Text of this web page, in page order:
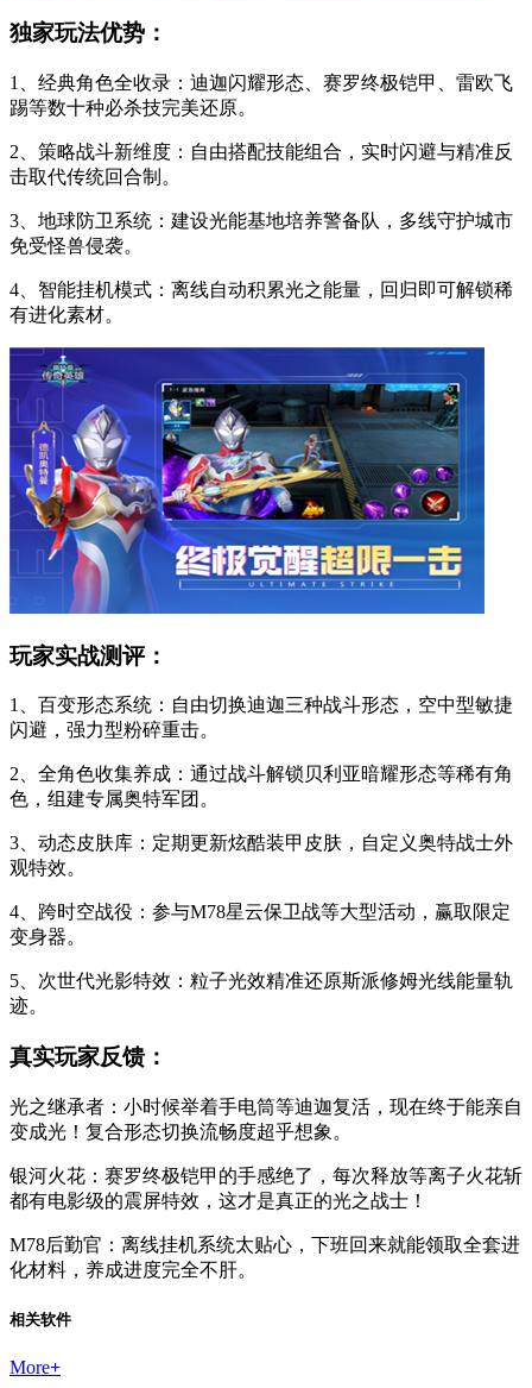
独家玩法优势：
1、经典角色全收录：迪迦闪耀形态、赛罗终极铠甲、雷欧飞
踢等数十种必杀技完美还原。
2、策略战斗新维度：自由搭配技能组合，实时闪避与精准反
击取代传统回合制。
3、地球防卫系统：建设光能基地培养警备队，多线守护城市
免受怪兽侵袭。
4、智能挂机模式：离线自动积累光之能量，回归即可解锁稀
有进化素材。
玩家实战测评：
1、百变形态系统：自由切换迪迦三种战斗形态，空中型敏捷
闪避，强力型粉碎重击。
2、全角色收集养成：通过战斗解锁贝利亚暗耀形态等稀有角
色，组建专属奥特军团。
3、动态皮肤库：定期更新炫酷装甲皮肤，自定义奥特战士外
观特效。
4、跨时空战役：参与M78星云保卫战等大型活动，赢取限定
变身器。
5、次世代光影特效：粒子光效精准还原斯派修姆光线能量轨
迹。
真实玩家反馈：
光之继承者：小时候举着手电筒等迪迦复活，现在终于能亲自
变成光！复合形态切换流畅度超乎想象。
银河火花：赛罗终极铠甲的手感绝了，每次释放等离子火花斩
都有电影级的震屏特效，这才是真正的光之战士！
M78后勤官：离线挂机系统太贴心，下班回来就能领取全套进
化材料，养成进度完全不肝。
相关软件
More+